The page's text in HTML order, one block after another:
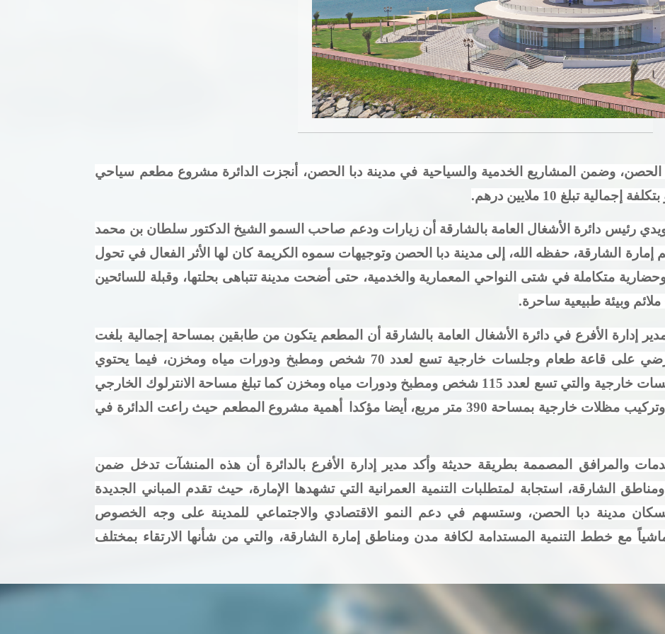
هل أنت راض عن الموقع؟
وضمن المشاريع الخدمية والسياحية في مدينة دبا الحصن، أنجزت الدائرة مشروع مطعم سياحي
تبلغ 10 ملايين درهم
.
رئيس دائرة الأشغال العامة بالشارقة أن زيارات ودعم صاحب السمو الشيخ الدكتور سلطان بن محمد
الشارقة، حفظه الله، إلى مدينة دبا الحصن وتوجيهات سموه الكريمة كان لها الأثر الفعال في تحول
متكاملة في شتى النواحي المعمارية والخدمية، حتى أضحت مدينة تتباهى بحلتها، وقبلة للسائحين
وبيئة طبيعية ساحرة.
إدارة الأفرع في دائرة الأشغال العامة بالشارقة أن المطعم يتكون من طابقين بمساحة إجمالية بلغت
1200 متر مربع، يحتوي الطابق الأرضي على قاعة طعام وجلسات خارجية تسع لعدد 70 شخص ومطبخ ودورات مياه ومخزن، فيما يحتوي
الطابق الأول على غرفة تحضير وجلسات خارجية والتي تسع لعدد 115 شخص ومطبخ ودورات مياه ومخزن كما تبلغ مساحة الانترلوك الخارجي
أهمية مشروع المطعم حيث راعت الدائرة في
والمرافق المصممة بطريقة حديثة وأكد مدير إدارة الأفرع بالدائرة أن هذه المنشآت تدخل ضمن
الشارقة، استجابة لمتطلبات التنمية العمرانية التي تشهدها الإمارة، حيث تقدم المباني الجديدة
مدينة دبا الحصن، وستسهم في دعم النمو الاقتصادي والاجتماعي للمدينة على وجه الخصوص
مع خطط التنمية المستدامة لكافة مدن ومناطق إمارة الشارقة، والتي من شأنها الارتقاء بمختلف